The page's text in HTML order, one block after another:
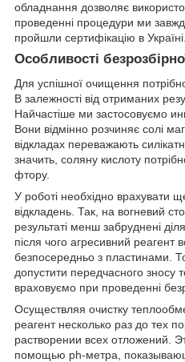
обладнання дозволяє
проведенні процедури ми
пройшли сертифікацію в Україні.
Особливості
Для успішної очищення
В залежності від отриманих
Найчастіше ми застосовуємо
Вони відмінно розчиняє солі
відкладах переважають
значить, соляну кислоту
фтору.
У роботі необхідно врахувати
відкладень. Так, на вогневий
результаті менш забруднені
після чого агресивний реагент
безпосередньо з пластинами.
допустити передчасного зносу
враховуємо при проведенні
Осуществляя очистку
реагент несколько раз до тех
растворении всех отложений.
помощью ph-метра,